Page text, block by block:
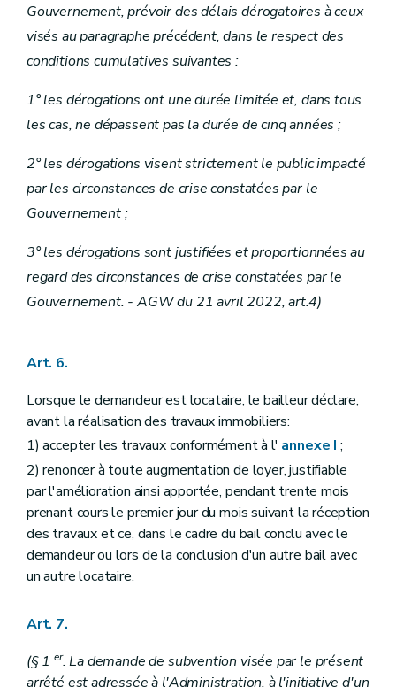
Gouvernement, prévoir des délais dérogatoires à ceux
visés au paragraphe précédent, dans le respect des
conditions cumulatives suivantes :
1° les dérogations ont une durée limitée et, dans tous
les cas, ne dépassent pas la durée de cinq années ;
2° les dérogations visent strictement le public impacté
par les circonstances de crise constatées par le
Gouvernement ;
3° les dérogations sont justifiées et proportionnées au
regard des circonstances de crise constatées par le
Gouvernement. - AGW du 21 avril 2022, art.4)
Art. 6.
Lorsque le demandeur est locataire, le bailleur déclare,
avant la réalisation des travaux immobiliers:
1) accepter les travaux conformément à l' annexe I ;
2) renoncer à toute augmentation de loyer, justifiable
par l'amélioration ainsi apportée, pendant trente mois
prenant cours le premier jour du mois suivant la réception
des travaux et ce, dans le cadre du bail conclu avec le
demandeur ou lors de la conclusion d'un autre bail avec
un autre locataire.
Art. 7.
(§ 1er. La demande de subvention visée par le présent
arrêté est adressée à l'Administration, à l'initiative d'un